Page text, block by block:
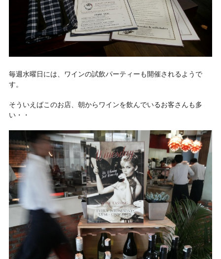
毎週水曜日には、ワインの試飲パーティーも開催されるようで
す。
そういえばこのお店、朝からワインを飲んでいるお客さんも多
い・・